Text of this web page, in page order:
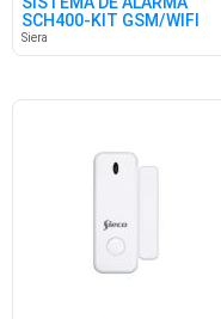
SCH400-KIT GSM/WIFI
SIECO
Siera